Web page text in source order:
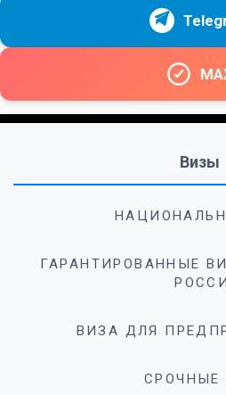
Визы
ГАРАНТИРОВАННЫЕ
ВИЗА ДЛЯ
СРОЧНЫЕ